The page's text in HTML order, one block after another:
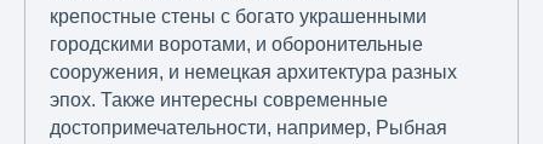
крепостные стены с богато украшенными
городскими воротами, и оборонительные
сооружения, и немецкая архитектура разных
эпох. Также интересны современные
достопримечательности, например, Рыбная